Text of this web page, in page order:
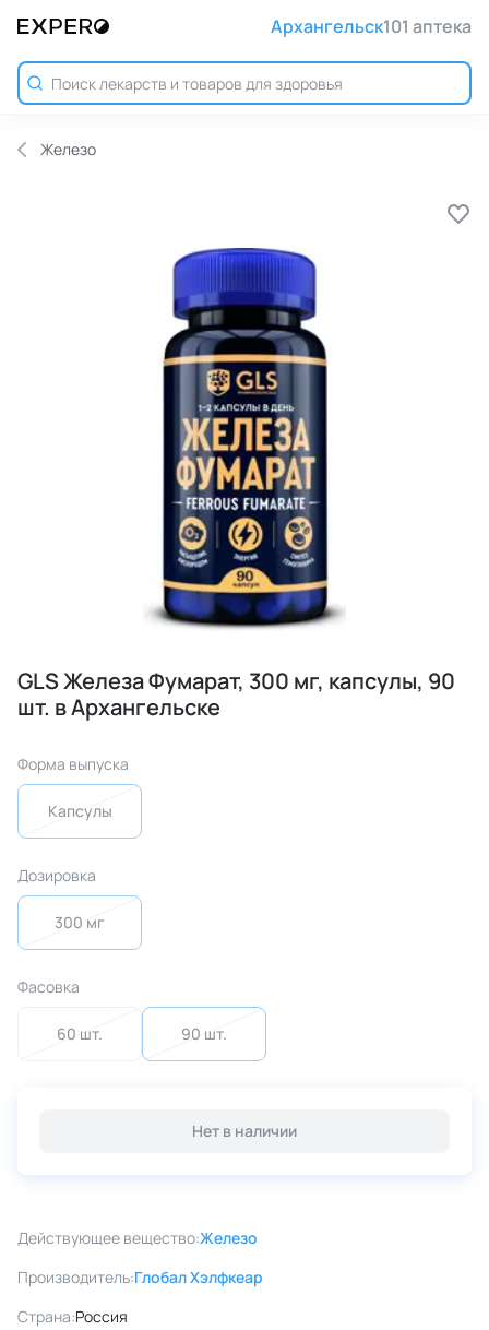
Архангельск101 аптека
Железо
GLS Железа Фумарат, 300 мг, капсулы, 90
шт. в Архангельске
Форма выпуска
Капсулы
Дозировка
300 мг
Фасовка
60 шт. 90 шт.
Нет в наличии
Действующее вещество:Железо
Производитель:Глобал Хэлфкеар
Страна:Россия